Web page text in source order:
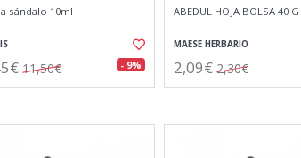
sándalo 10ml
11,50€ - 9%
ABEDUL HOJA BOLSA 40 G
MAESE HERBARIO
2,09€ 2,30€